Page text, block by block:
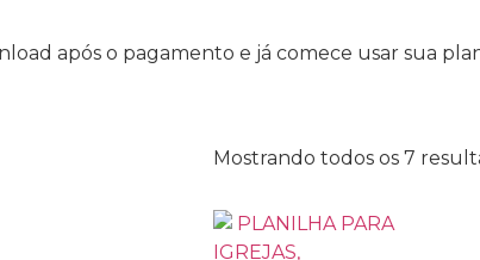
após o pagamento e já comece usar sua
Mostrando todos os 7